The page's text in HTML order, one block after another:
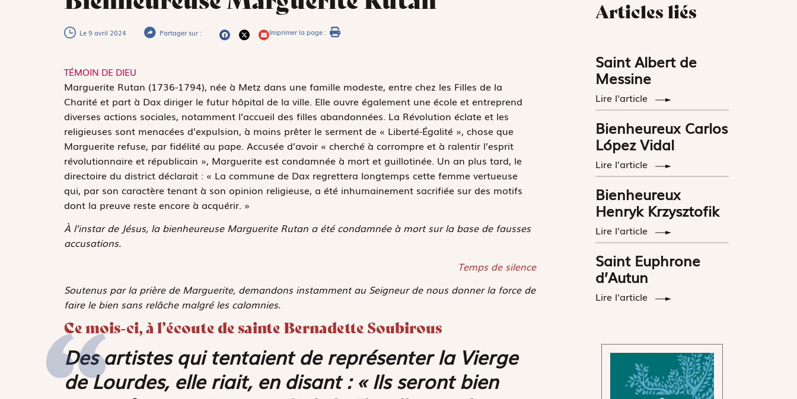
Le 9 avril 2024 Partager sur : Imprimer la page :
TÉMOIN DE DIEU
Marguerite Rutan (1736-1794), née à Metz dans une famille modeste, entre chez les Filles de la
Charité et part à Dax diriger le futur hôpital de la ville. Elle ouvre également une école et entreprend
diverses actions sociales, notamment l’accueil des filles abandonnées. La Révolution éclate et les
religieuses sont menacées d’expulsion, à moins prêter le serment de « Liberté-Égalité », chose que
Marguerite refuse, par fidélité au pape. Accusée d’avoir « cherché à corrompre et à ralentir l’esprit
révolutionnaire et républicain », Marguerite est condamnée à mort et guillotinée. Un an plus tard, le
directoire du district déclarait : « La commune de Dax regrettera longtemps cette femme vertueuse
qui, par son caractère tenant à son opinion religieuse, a été inhumainement sacrifiée sur des motifs
dont la preuve reste encore à acquérir. »
À l’instar de Jésus, la bienheureuse Marguerite Rutan a été condamnée à mort sur la base de fausses
accusations.
Temps de silence
Soutenus par la prière de Marguerite, demandons instamment au Seigneur de nous donner la force de
faire le bien sans relâche malgré les calomnies.
Ce mois-ci, à l’écoute de sainte Bernadette Soubirous
Des artistes qui tentaient de représenter la Vierge
de Lourdes, elle riait, en disant : « Ils seront bien
Articles liés
Saint Albert de
Messine
Lire l'article
Bienheureux Carlos
López Vidal
Lire l'article
Bienheureux
Henryk Krzysztofik
Lire l'article
Saint Euphrone
d’Autun
Lire l'article